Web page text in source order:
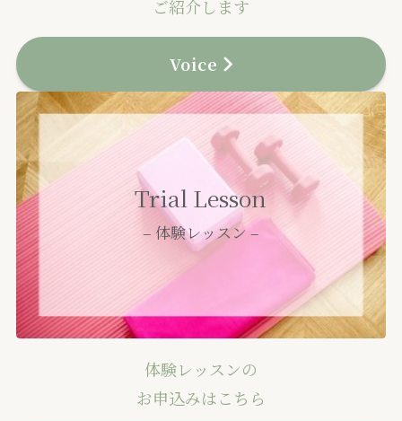
ご紹介します
Voice
Trial Lesson
– 体験レッスン –
体験レッスンの
お申込みはこちら